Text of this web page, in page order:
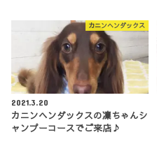
カニンヘンダックス
2021.3.20
カニンヘンダックスの凜ちゃんシ
ャンプーコースでご来店♪